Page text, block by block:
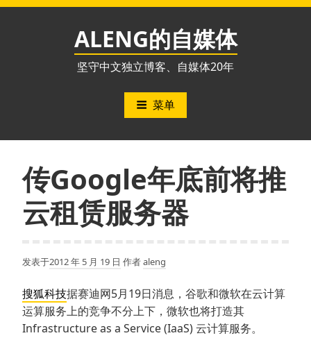
跳
ALENG的自媒体
坚守中文独立博客、自媒体20年
菜单
传Google年底前将推
云租赁服务器
发表于2012 年 5 月 19 日 作者aleng
搜狐科技据赛迪网5月19日消息，谷歌和微软在云计算
运算服务上的竞争不分上下，微软也将打造其
Infrastructure as a Service (IaaS) 云计算服务。